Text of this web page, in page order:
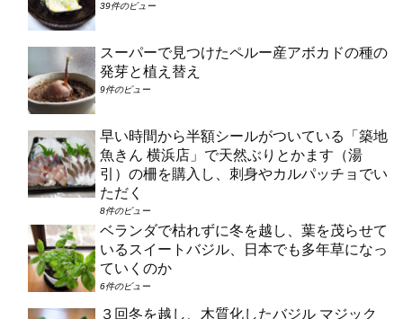
39件のビュー
スーパーで見つけたペルー産アボカドの種の
発芽と植え替え
9件のビュー
早い時間から半額シールがついている「築地
魚きん 横浜店」で天然ぶりとかます（湯
引）の柵を購入し、刺身やカルパッチョでい
ただく
8件のビュー
ベランダで枯れずに冬を越し、葉を茂らせて
いるスイートバジル、日本でも多年草になっ
ていくのか
6件のビュー
３回冬を越し、木質化したバジル マジック